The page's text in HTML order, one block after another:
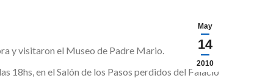
May
14
2010
y visitaron el Museo de Padre Mario.
18hs, en el Salón de los Pasos perdidos del Palacio